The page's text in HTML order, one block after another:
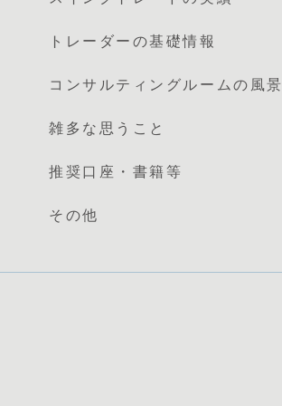
トレーダーの基礎情報
コンサルティングルームの風景
雑多な思うこと
推奨口座・書籍等
その他